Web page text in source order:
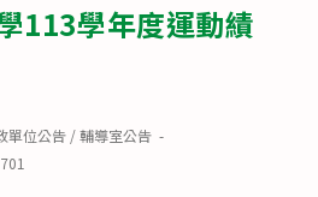
113學年度運動績
單位公告 /輔導室公告